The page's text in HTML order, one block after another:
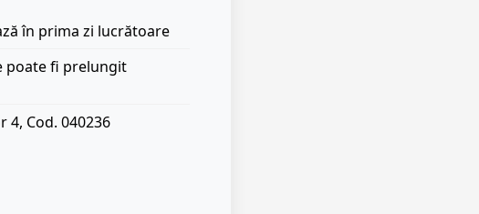
în prima zi lucrătoare
poate fi prelungit
4, Cod. 040236